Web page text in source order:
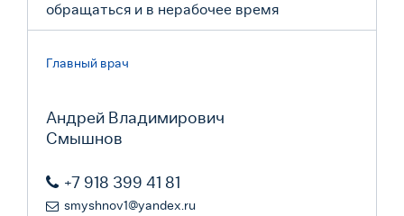
обращаться и в нерабочее время
Главный врач
Андрей Владимирович
Смышнов
+7 918 399 41 81
smyshnov1@yandex.ru